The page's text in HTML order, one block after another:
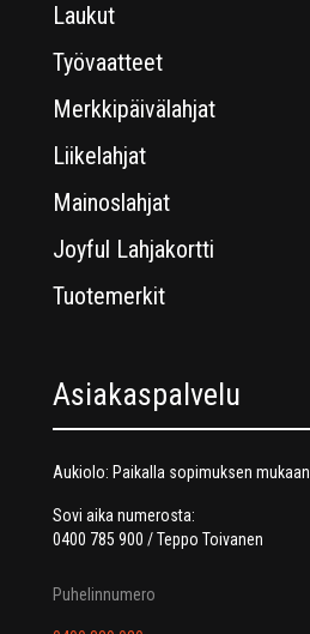
Laukut
Työvaatteet
Merkkipäivälahjat
Liikelahjat
Mainoslahjat
Joyful Lahjakortti
Tuotemerkit
Asiakaspalvelu
Aukiolo: Paikalla sopimuksen mukaan.
Sovi aika numerosta:
0400 785 900 / Teppo Toivanen
Puhelinnumero